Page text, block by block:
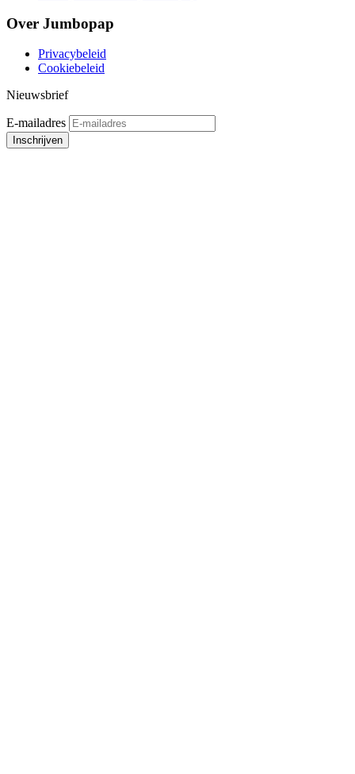
Over Jumbopap
Privacybeleid
Cookiebeleid
Nieuwsbrief
E-mailadres
Inschrijven